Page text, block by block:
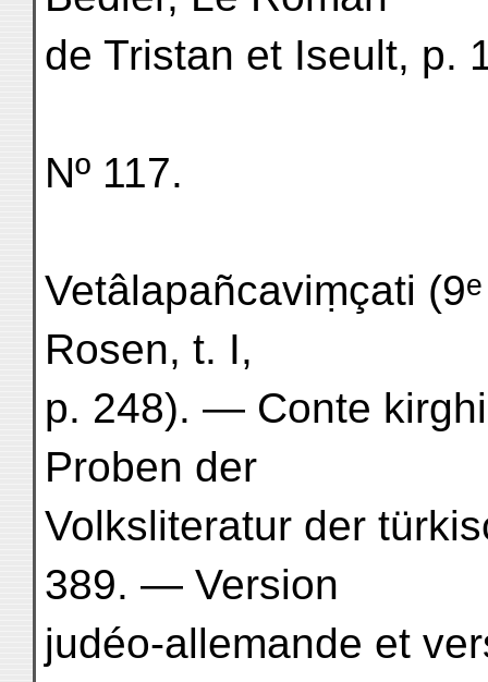
de Tristan et Iseult, p.
Nº 117.
Vetâlapañcaviṃçati
Rosen, t. I,
p. 248). — Conte
Proben der
Volksliteratur der
389. — Version
judéo-allemande et